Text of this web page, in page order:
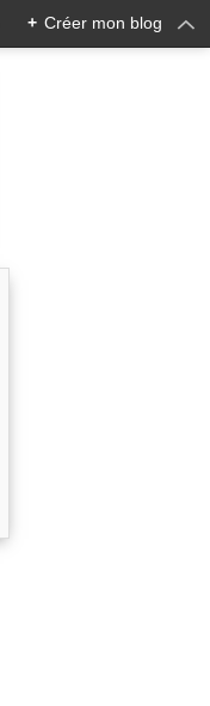
+ Créer mon blog